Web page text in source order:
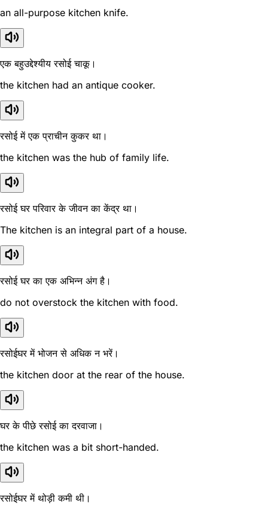
an all-purpose kitchen knife.
एक बहुउद्देश्यीय रसोई चाकू।
the kitchen had an antique cooker.
रसोई में एक प्राचीन कुकर था।
the kitchen was the hub of family life.
रसोई घर परिवार के जीवन का केंद्र था।
The kitchen is an integral part of a house.
रसोई घर का एक अभिन्न अंग है।
do not overstock the kitchen with food.
रसोईघर में भोजन से अधिक न भरें।
the kitchen door at the rear of the house.
घर के पीछे रसोई का दरवाजा।
the kitchen was a bit short-handed.
रसोईघर में थोड़ी कमी थी।